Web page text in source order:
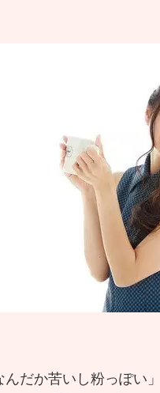
だか苦いし粉っぽい」